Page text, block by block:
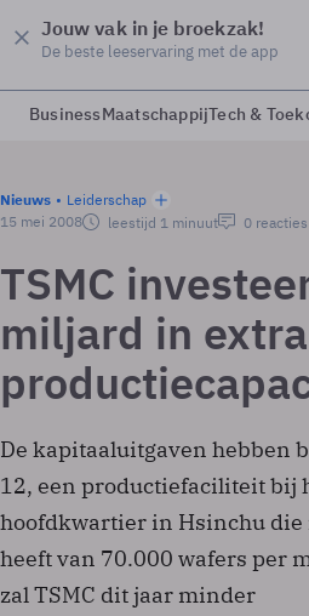
Jouw vak in je broekzak!
De beste leeservaring met de app
BusinessMaatschappijTech &
Nieuws
Leiderschap
15 mei 2008
leestijd 1 minuut 0 reacties
TSMC
miljard in extra
De kapitaaluitgaven hebben
12, een productiefaciliteit bij
hoofdkwartier in Hsinchu die
heeft van 70.000 wafers per
zal TSMC dit jaar minder